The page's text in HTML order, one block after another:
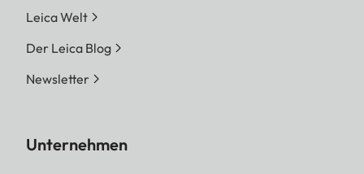
Leica Welt
Der Leica Blog
Newsletter
Unternehmen